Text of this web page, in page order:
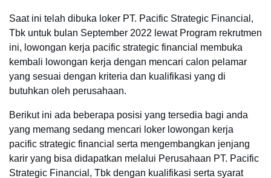
Saat ini telah dibuka loker PT. Pacific Strategic Financial,
Tbk untuk bulan September 2022 lewat Program rekrutmen
ini, lowongan kerja pacific strategic financial membuka
kembali lowongan kerja dengan mencari calon pelamar
yang sesuai dengan kriteria dan kualifikasi yang di
butuhkan oleh perusahaan.
Berikut ini ada beberapa posisi yang tersedia bagi anda
yang memang sedang mencari loker lowongan kerja
pacific strategic financial serta mengembangkan jenjang
karir yang bisa didapatkan melalui Perusahaan PT. Pacific
Strategic Financial, Tbk dengan kualifikasi serta syarat